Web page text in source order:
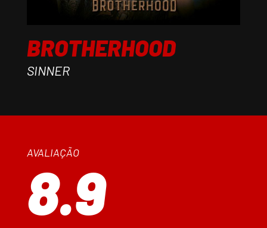
BROTHERHOOD
SINNER
AVALIAÇÃO
8.9